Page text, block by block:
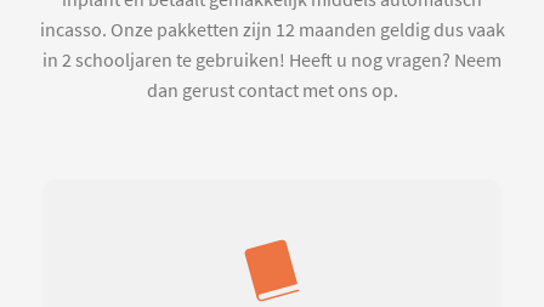
incasso. Onze pakketten zijn 12 maanden geldig dus vaak
in 2 schooljaren te gebruiken! Heeft u nog vragen? Neem
dan gerust contact met ons op.